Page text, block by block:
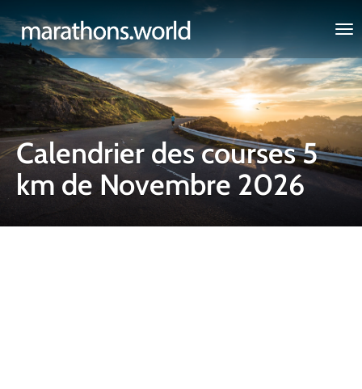
marathons.world
Calendrier des courses 5
km de Novembre 2026